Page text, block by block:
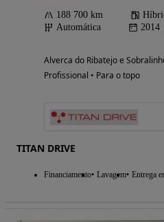
188 700 km
Automática
2014
Alverca do Ribatejo e
Profissional • Para o topo
TITAN DRIVE
Financiamento Lavagem Entrega